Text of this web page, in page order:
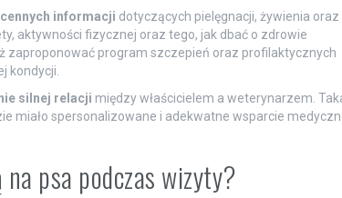
cennych informacji dotyczących pielęgnacji, żywienia oraz
aktywności fizycznej oraz tego, jak dbać o zdrowie
zaproponować program szczepień oraz profilaktycznych
kondycji.
silnej relacji między właścicielem a weterynarzem.
miało spersonalizowane i adekwatne wsparcie
na psa podczas wizyty?